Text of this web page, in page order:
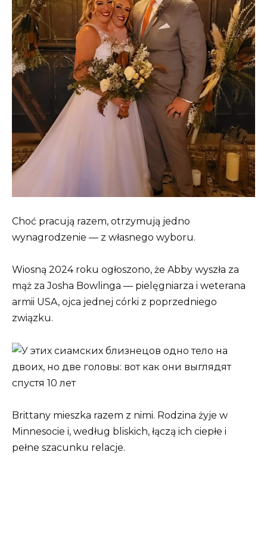
Choć pracują razem, otrzymują jedno
wynagrodzenie — z własnego wyboru.
Wiosną 2024 roku ogłoszono, że Abby wyszła za
mąż za Josha Bowlinga — pielęgniarza i weterana
armii USA, ojca jednej córki z poprzedniego
związku.
Brittany mieszka razem z nimi. Rodzina żyje w
Minnesocie i, według bliskich, łączą ich ciepłe i
pełne szacunku relacje.